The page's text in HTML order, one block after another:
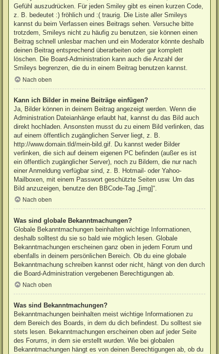
Gefühl auszudrücken. Für jeden Smiley gibt es einen kurzen Code,
z. B. bedeutet :) fröhlich und :( traurig. Die Liste aller Smileys
kannst du beim Verfassen eines Beitrags sehen. Versuche bitte
trotzdem, Smileys nicht zu häufig zu benutzen, sie können einen
Beitrag schnell unlesbar machen und ein Moderator könnte deshalb
deinen Beitrag entsprechend überarbeiten oder gar komplett
löschen. Die Board-Administration kann auch die Anzahl der
Smileys begrenzen, die du in einem Beitrag benutzen kannst.
Nach oben
Kann ich Bilder in meine Beiträge einfügen?
Ja, Bilder können in deinem Beitrag angezeigt werden. Wenn die
Administration Dateianhänge erlaubt hat, kannst du das Bild auch
direkt hochladen. Ansonsten musst du zu einem Bild verlinken, das
auf einem öffentlich zugänglichen Server liegt, z. B.
http://www.domain.tld/mein-bild.gif. Du kannst weder Bilder
verlinken, die sich auf deinem eigenen PC befinden (außer es ist
ein öffentlich zugänglicher Server), noch zu Bildern, die nur nach
einer Anmeldung verfügbar sind, z. B. Hotmail- oder Yahoo-
Mailboxen, mit einem Passwort geschützte Seiten usw. Um das
Bild anzuzeigen, benutze den BBCode-Tag „[img]“.
Nach oben
Was sind globale Bekanntmachungen?
Globale Bekanntmachungen beinhalten wichtige Informationen,
deshalb solltest du sie so bald wie möglich lesen. Globale
Bekanntmachungen erscheinen ganz oben in jedem Forum und
ebenfalls in deinem persönlichen Bereich. Ob du eine globale
Bekanntmachung schreiben kannst oder nicht, hängt von den durch
die Board-Administration vergebenen Berechtigungen ab.
Nach oben
Was sind Bekanntmachungen?
Bekanntmachungen beinhalten meist wichtige Informationen zu
dem Bereich des Boards, in dem du dich befindest. Du solltest sie
stets lesen. Bekanntmachungen erscheinen oben auf jeder Seite
des Forums, in dem sie erstellt wurden. Wie bei globalen
Bekanntmachungen hängt es von deinen Berechtigungen ab, ob du